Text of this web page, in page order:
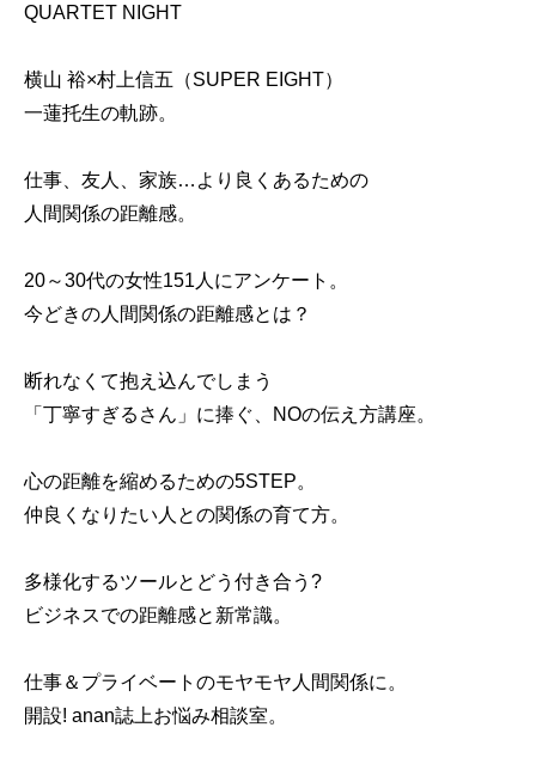
QUARTET NIGHT
横山 裕×村上信五（SUPER EIGHT）
一蓮托生の軌跡。
仕事、友人、家族…より良くあるための
人間関係の距離感。
20～30代の女性151人にアンケート。
今どきの人間関係の距離感とは？
断れなくて抱え込んでしまう
「丁寧すぎるさん」に捧ぐ、NOの伝え方講座。
心の距離を縮めるための5STEP。
仲良くなりたい人との関係の育て方。
多様化するツールとどう付き合う?
ビジネスでの距離感と新常識。
仕事＆プライベートのモヤモヤ人間関係に。
開設! anan誌上お悩み相談室。